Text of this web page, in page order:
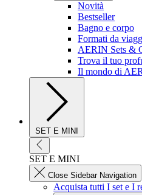
Novità
Bestseller
Bagno e corpo
Formati da
AERIN Sets &
Trova il tuo
Il mondo di
SET E MINI
SET E MINI
Close Sidebar Navigation
Acquista tutti I set e I